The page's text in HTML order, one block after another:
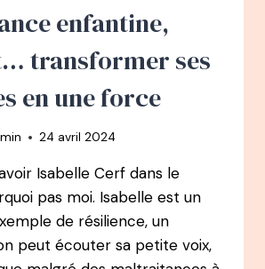
enfantine,
transformer ses
en une force
24 avril 2024
Isabelle Cerf dans le
pas moi. Isabelle est un
de résilience, un
peut écouter sa petite voix,